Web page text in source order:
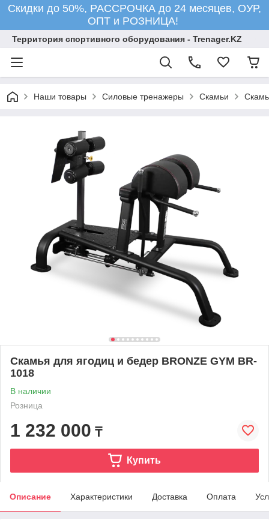
Скидки до 50%, РАССРОЧКА до 24 месяцев, ОУР,
ОПТ и РОЗНИЦА!
Территория спортивного оборудования - Trenager.KZ
Наши товары Силовые тренажеры Скамьи
Скамья для ягодиц и бедер BRONZE GYM BR-
1018
В наличии
Розница
1 232 000 ₸
Купить
Описание Характеристики Доставка Оплата